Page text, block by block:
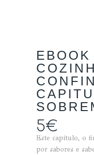
5€
Este capítulo, o
por sabores e